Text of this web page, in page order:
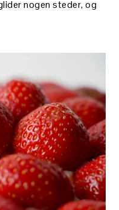
nogen steder, og